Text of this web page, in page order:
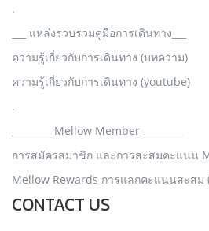
.
___ แหล่งรวบรวมคู่มือการเดินทาง___
ความรู้เกี่ยวกับการเดินทาง (บทความ)
ความรู้เกี่ยวกับการเดินทาง (youtube)
.
_________Mellow Member_________
การสมัครสมาชิก และการสะสมคะแนน
Mellow Rewards การแลกคะแนนสะสม
CONTACT US